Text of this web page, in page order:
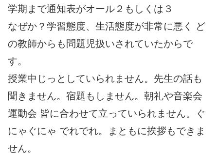
学期まで通知表がオール２もしくは３
なぜか？学習態度、生活態度が非常に悪く ど
の教師からも問題児扱いされていたからで
す。
授業中じっとしていられません。先生の話も
聞きません。宿題もしません。朝礼や音楽会
運動会 皆に合わせて立っていられません。ぐ
にゃぐにゃ でれでれ。まともに挨拶もできま
せん。